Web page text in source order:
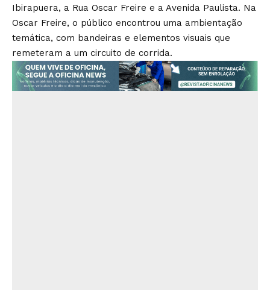
Ibirapuera, a Rua Oscar Freire e a Avenida Paulista. Na
Oscar Freire, o público encontrou uma ambientação
temática, com bandeiras e elementos visuais que
remeteram a um circuito de corrida.